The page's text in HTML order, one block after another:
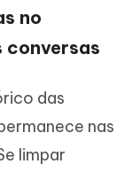
no
conversas
das
nas
limpar